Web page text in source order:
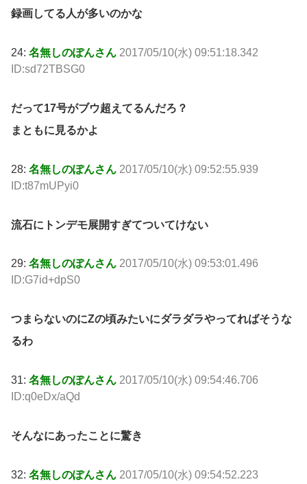
録画してる人が多いのかな
24: 名無しのぽんさん 2017/05/10(水) 09:51:18.342
ID:sd72TBSG0
だって17号がブウ超えてるんだろ？
まともに見るかよ
28: 名無しのぽんさん 2017/05/10(水) 09:52:55.939
ID:t87mUPyi0
流石にトンデモ展開すぎてついてけない
29: 名無しのぽんさん 2017/05/10(水) 09:53:01.496
ID:G7id+dpS0
つまらないのにZの頃みたいにダラダラやってればそうな
るわ
31: 名無しのぽんさん 2017/05/10(水) 09:54:46.706
ID:q0eDx/aQd
そんなにあったことに驚き
32: 名無しのぽんさん 2017/05/10(水) 09:54:52.223